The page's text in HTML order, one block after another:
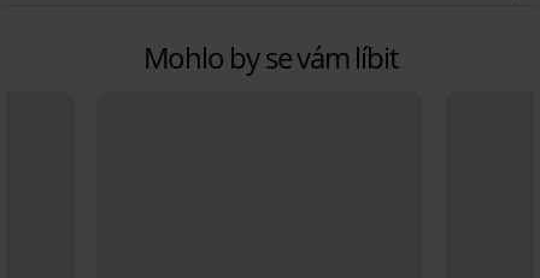
Mohlo by se vám líbit